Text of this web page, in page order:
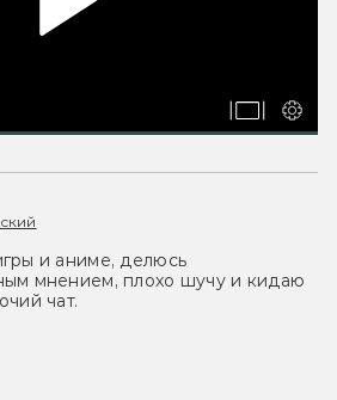
и аниме, делюсь
мнением, плохо шучу и кидаю
чат.